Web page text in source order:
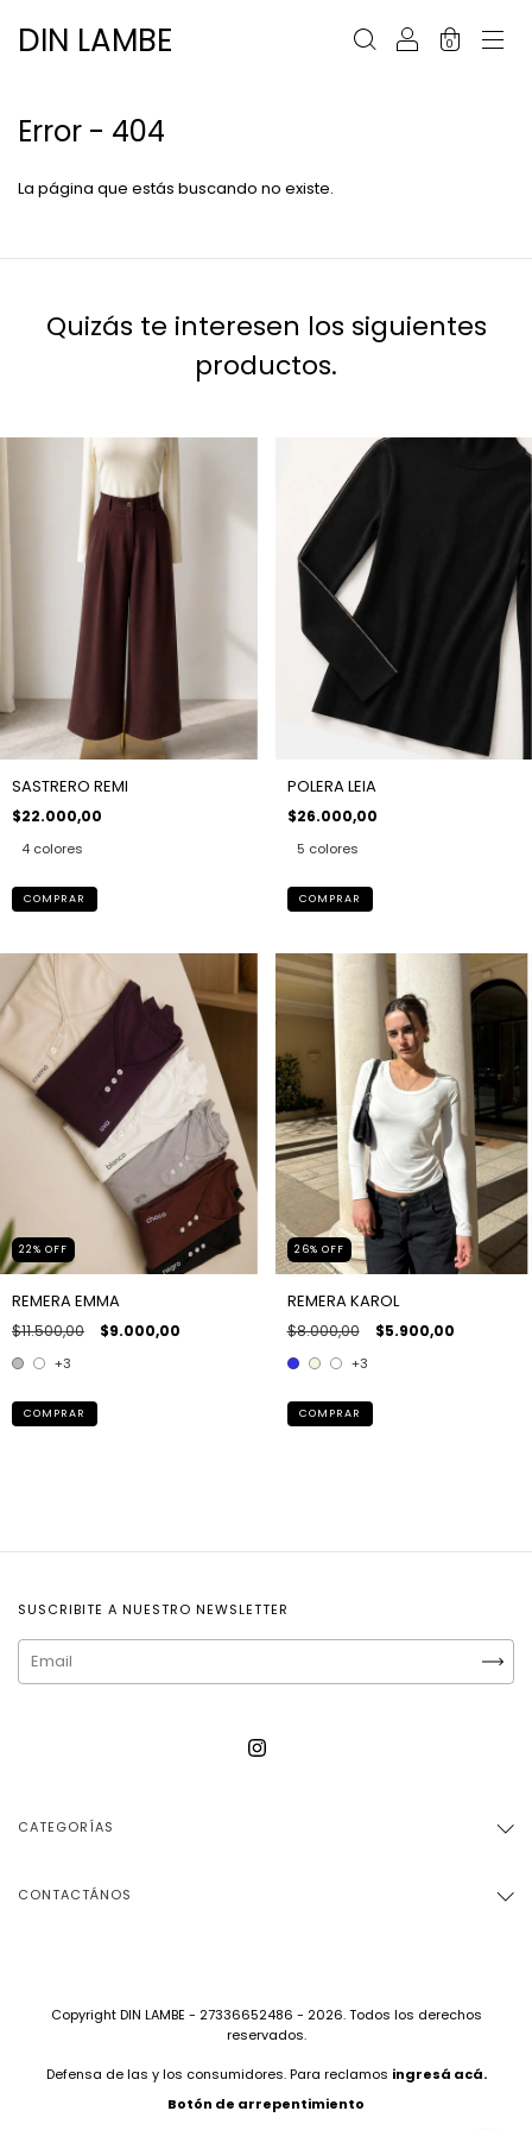
DIN LAMBE 0
Error - 404
La página que estás buscando no existe.
Quizás te interesen los siguientes
productos.
SASTRERO REMI
$22.000,00
4 colores
COMPRAR
POLERA LEIA
$26.000,00
5 colores
COMPRAR
22% OFF
REMERA EMMA
$11.500,00 $9.000,00
+3
COMPRAR
26% OFF
REMERA KAROL
$8.000,00 $5.900,00
+3
COMPRAR
SUSCRIBITE A NUESTRO NEWSLETTER
CATEGORÍAS
CONTACTÁNOS
Copyright DIN LAMBE - 27336652486 - 2026. Todos los derechos
reservados.
Defensa de las y los consumidores. Para reclamos ingresá acá.
Botón de arrepentimiento